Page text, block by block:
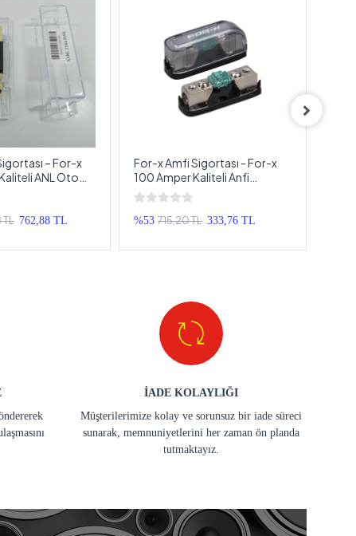
– For-x
ANL Oto
TL 762,88 TL
For-x Amfi Sigortası - For-x
100 Amper Kaliteli Anfi
Sigortası - Oto Amfi Sigortası
100 Amper
%53 715,20 TL 333,76 TL
İADE KOLAYLIĞI
Müşterilerimize kolay ve sorunsuz bir iade süreci
sunarak, memnuniyetlerini her zaman ön planda
tutmaktayız.